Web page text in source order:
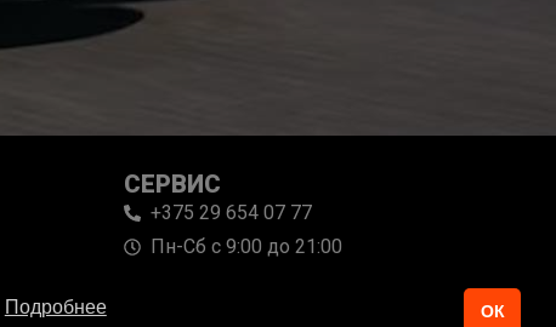
СЕРВИС
+375 29 654 07 77
Пн-Сб с 9:00 до 21:00
Подробнее ОК